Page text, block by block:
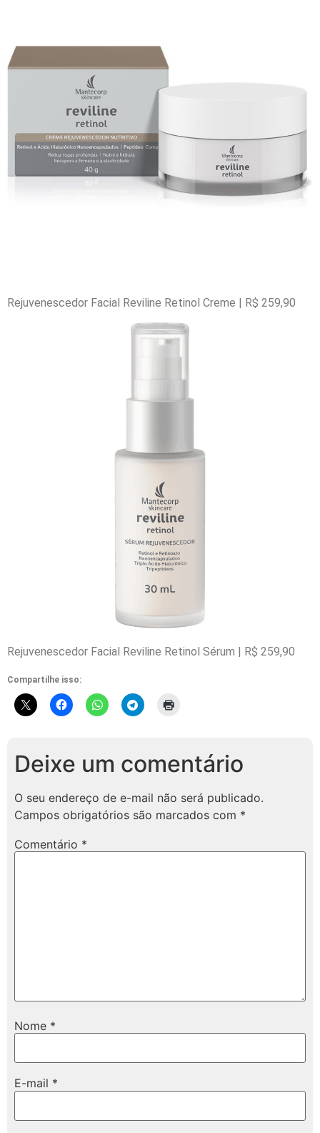
Rejuvenescedor Facial Reviline Retinol Creme | R$ 259,90
Rejuvenescedor Facial Reviline Retinol Sérum | R$ 259,90
Compartilhe isso:
Deixe um comentário
O seu endereço de e-mail não será publicado.
Campos obrigatórios são marcados com *
Comentário *
Nome *
E-mail *